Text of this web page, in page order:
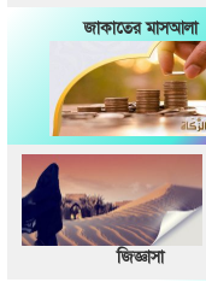
জাকাতের মাসআলা
জিজ্ঞাসা